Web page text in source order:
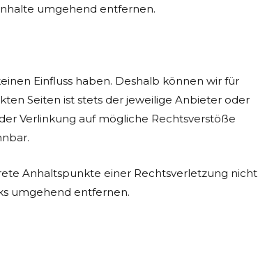
umgehend entfernen.
Einfluss haben. Deshalb können wir für
Seiten ist stets der jeweilige Anbieter oder
Verlinkung auf mögliche Rechtsverstöße
Anhaltspunkte einer Rechtsverletzung nicht
umgehend entfernen.